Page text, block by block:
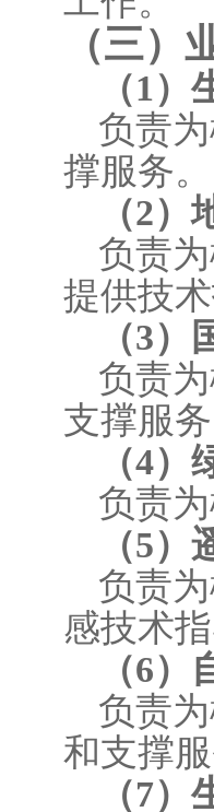
（三）
（1）
负责
撑服务。
（2）
负责
提供技
（3）
负责
支撑服
（4）
负责
（5）
负责
感技术
（6）
负责
和支撑
（7）